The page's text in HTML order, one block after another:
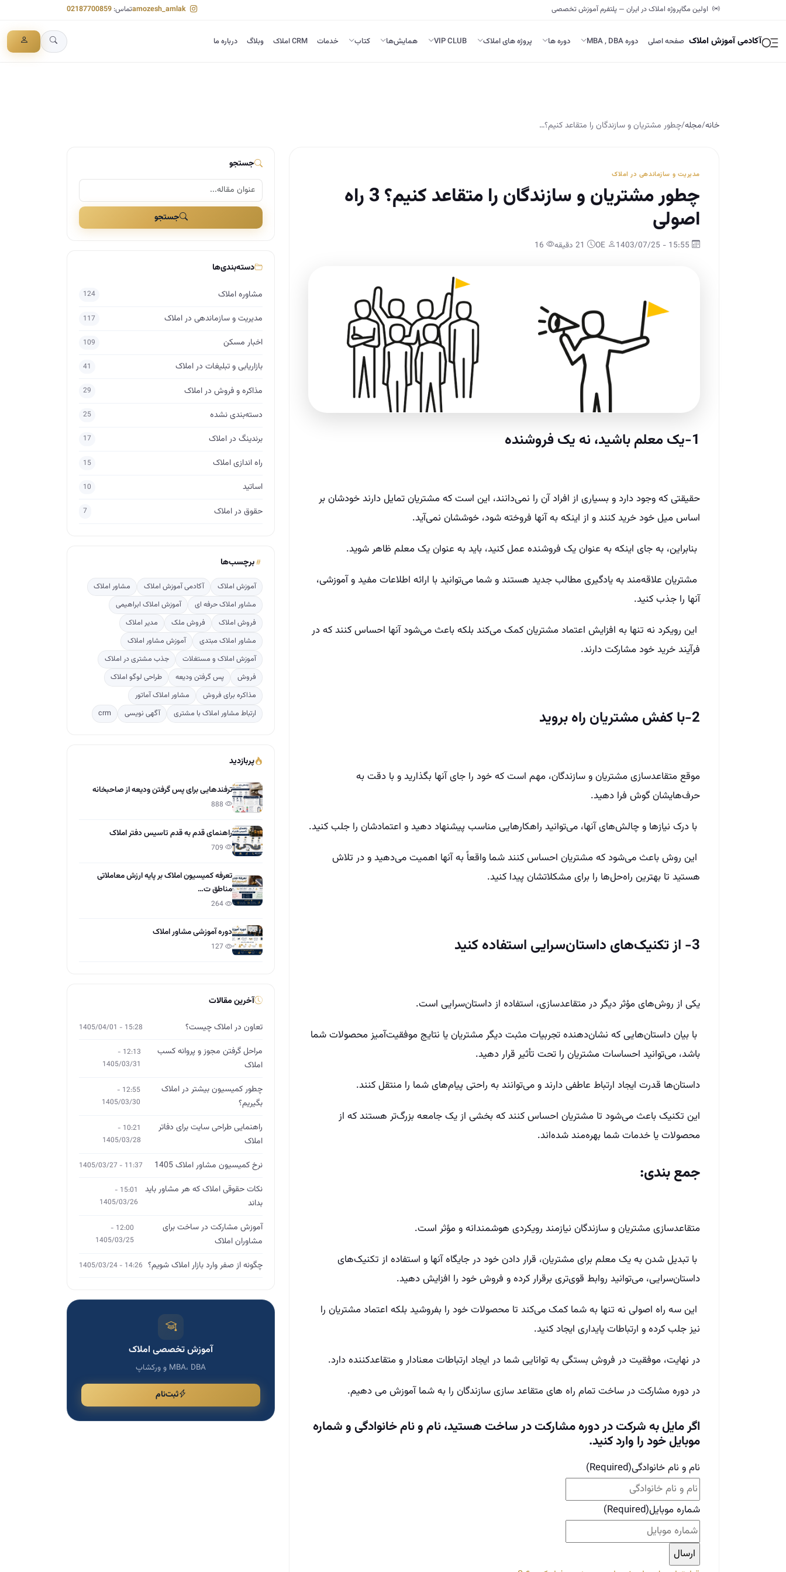
اولین مگاپروژه املاک در ایران — پلتفرم آموزش تخصصی تماس: 02187700859
آکادمی آموزش املاک صفحه اصلی دوره MBA , DBA دوره ها پروژه های املاک VIP CLUB همایش‌ها کتاب خدمات CRM املاک وبلاگ درباره ما
خانه/مجله/چطور مشتریان و سازندگان را متقاعد کنیم؟…
مدیریت و سازماندهی در املاک
چطور مشتریان و سازندگان را متقاعد کنیم؟ 3 راه
اصولی
1-یک معلم باشید، نه یک فروشنده
حقیقتی که وجود دارد و بسیاری از افراد آن را نمی‌دانند، این است که مشتریان تمایل دارند خودشان بر
اساس میل خود خرید کنند و از اینکه به آنها فروخته شود، خوششان نمی‌آید.
بنابراین، به جای اینکه به عنوان یک فروشنده عمل کنید، باید به عنوان یک معلم ظاهر شوید.
مشتریان علاقه‌مند به یادگیری مطالب جدید هستند و شما می‌توانید با ارائه اطلاعات مفید و آموزشی،
آنها را جذب کنید.
این رویکرد نه تنها به افزایش اعتماد مشتریان کمک می‌کند بلکه باعث می‌شود آنها احساس کنند که در
فرآیند خرید خود مشارکت دارند.
2-با کفش مشتریان راه بروید
موقع متقاعدسازی مشتریان و سازندگان، مهم است که خود را جای آنها بگذارید و با دقت به
حرف‌هایشان گوش فرا دهید.
با درک نیازها و چالش‌های آنها، می‌توانید راهکارهایی مناسب پیشنهاد دهید و اعتمادشان را جلب کنید.
این روش باعث می‌شود که مشتریان احساس کنند شما واقعاً به آنها اهمیت می‌دهید و در تلاش
هستید تا بهترین راه‌حل‌ها را برای مشکلاتشان پیدا کنید.
3- از تکنیک‌های داستان‌سرایی استفاده کنید
یکی از روش‌های مؤثر دیگر در متقاعدسازی، استفاده از داستان‌سرایی است.
با بیان داستان‌هایی که نشان‌دهنده تجربیات مثبت دیگر مشتریان یا نتایج موفقیت‌آمیز محصولات شما
باشد، می‌توانید احساسات مشتریان را تحت تأثیر قرار دهید.
داستان‌ها قدرت ایجاد ارتباط عاطفی دارند و می‌توانند به راحتی پیام‌های شما را منتقل کنند.
این تکنیک باعث می‌شود تا مشتریان احساس کنند که بخشی از یک جامعه بزرگ‌تر هستند که از
محصولات یا خدمات شما بهره‌مند شده‌اند.
جمع بندی:
متقاعدسازی مشتریان و سازندگان نیازمند رویکردی هوشمندانه و مؤثر است.
با تبدیل شدن به یک معلم برای مشتریان، قرار دادن خود در جایگاه آنها و استفاده از تکنیک‌های
داستان‌سرایی، می‌توانید روابط قوی‌تری برقرار کرده و فروش خود را افزایش دهید.
این سه راه اصولی نه تنها به شما کمک می‌کند تا محصولات خود را بفروشید بلکه اعتماد مشتریان را
نیز جلب کرده و ارتباطات پایداری ایجاد کنید.
در نهایت، موفقیت در فروش بستگی به توانایی شما در ایجاد ارتباطات معنادار و متقاعدکننده دارد.
در دوره مشارکت در ساخت تمام راه های متقاعد سازی سازندگان را به شما آموزش می دهیم.
اگر مایل به شرکت در دوره مشارکت در ساخت هستید، نام و نام خانوادگی و شماره
موبایل خود را وارد کنید.
نام و نام خانوادگی(Required)
شماره موبایل(Required)
جستجو
جستجو
دسته‌بندی‌ها
مشاوره املاک 124
مدیریت و سازماندهی در املاک 117
اخبار مسکن 109
بازاریابی و تبلیغات در املاک 41
مذاکره و فروش در املاک 29
دسته‌بندی نشده 25
برندینگ در املاک 17
راه اندازی املاک 15
اساتید 10
حقوق در املاک 7
برچسب‌ها
آموزش املاک آکادمی آموزش املاک
مشاور املاک
مشاور املاک حرفه ای
آموزش املاک ابراهیمی
فروش املاک
فروش ملک
مدیر املاک
مشاور املاک مبتدی
آموزش مشاور املاک
آموزش املاک و مستغلات
جذب مشتری در املاک
فروش
پس گرفتن ودیعه
طراحی لوگو املاک
مذاکره برای فروش
مشاور املاک آماتور
ارتباط مشاور املاک با مشتری
آگهی نویسی crm
پربازدید
ترفندهایی برای پس گرفتن ودیعه از صاحبخانه
راهنمای قدم به قدم تاسیس دفتر املاک
تعرفه کمیسیون املاک بر پایه ارزش معاملاتی
مناطق ت…
دوره آموزشی مشاور املاک
آخرین مقالات
تعاون در املاک چیست؟ 15:28 - 1405/04/01
مراحل گرفتن مجوز و پروانه کسب
املاک
12:13 -
1405/03/31
چطور کمیسیون بیشتر در املاک
بگیریم؟
12:55 -
1405/03/30
راهنمایی طراحی سایت برای دفاتر
املاک
10:21 -
1405/03/28
نرخ کمیسیون مشاور املاک 1405 11:37 - 1405/03/27
نکات حقوقی املاک که هر مشاور باید
بداند
15:01 -
1405/03/26
آموزش مشارکت در ساخت برای
مشاوران املاک
12:00 -
1405/03/25
چگونه از صفر وارد بازار املاک شویم؟ 14:26 - 1405/03/24
آموزش تخصصی املاک
MBA، DBA و ورکشاپ
ثبت‌نام